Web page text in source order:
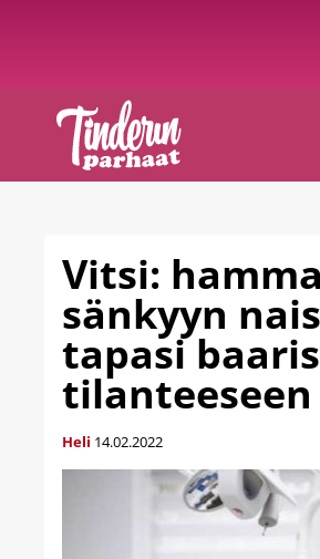
Vitsi:
sänkyyn
tapasi
tilanteeseen
Heli 14.02.2022